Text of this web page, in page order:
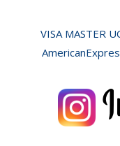
VISA MASTER